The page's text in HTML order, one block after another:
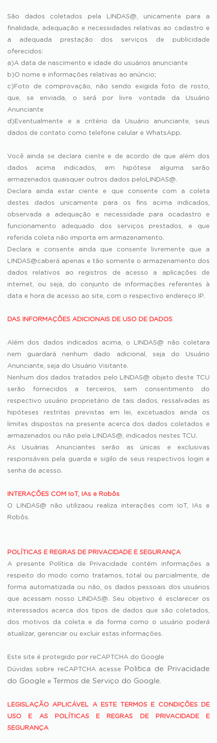
São dados coletados pela LINDAS@, unicamente para a
finalidade, adequação e necessidades relativas ao cadastro e
a adequada prestação dos serviços de publicidade
oferecidos:
a)A data de nascimento e idade do usuários anunciante
b)O nome e informações relativas ao anúncio;
c)Foto de comprovação, não sendo exigida foto de rosto,
que, se enviada, o será por livre vontade da Usuário
Anunciante
d)Eventualmente e a critério da Usuário anunciante, seus
dados de contato como telefone celular e WhatsApp.
Você ainda se declara ciente e de acordo de que além dos
dados acima indicados, em hipótese alguma serão
armazenados quaisquer outros dados peloLINDAS@.
Declara ainda estar ciente e que consente com a coleta
destes dados unicamente para os fins acima indicados,
observada a adequação e necessidade para ocadastro e
funcionamento adequado dos serviços prestados, e que
referida coleta não importa em armazenamento.
Declara e consente ainda que consente livremente que a
LINDAS@caberá apenas e tão somente o armazenamento dos
dados relativos ao registros de acesso a aplicações de
internet, ou seja, do conjunto de informações referentes à
data e hora de acesso ao site, com o respectivo endereço IP.
DAS INFORMAÇÕES ADICIONAIS DE USO DE DADOS
Além dos dados indicados acima, o LINDAS@ não coletara
nem guardará nenhum dado adicional, seja do Usuário
Anunciante, seja do Usuário Visitante.
Nenhum dos dados tratados pelo LINDAS@ objeto deste TCU
serão fornecidos a terceiros, sem consentimento do
respectivo usuário proprietário de tais dados, ressalvadas as
hipóteses restritas previstas em lei, excetuados ainda os
limites dispostos na presente acerca dos dados coletados e
armazenados ou não pela LINDAS@, indicados nestes TCU.
As Usuárias Anunciantes serão as únicas e exclusivas
responsáveis pela guarda e sigilo de seus respectivos login e
senha de acesso.
INTERAÇÕES COM IoT, IAs e Robôs
O LINDAS@ não utilizaou realiza interações com IoT, IAs e
Robôs.
POLÍTICAS E REGRAS DE PRIVACIDADE E SEGURANÇA
A presente Política de Privacidade contém informações a
respeito do modo como tratamos, total ou parcialmente, de
forma automatizada ou não, os dados pessoais dos usuários
que acessam nosso LINDAS@. Seu objetivo é esclarecer os
interessados acerca dos tipos de dados que são coletados,
dos motivos da coleta e da forma como o usuário poderá
atualizar, gerenciar ou excluir estas informações.
Este site é protegido por reCAPTCHA do Google
Dúvidas sobre reCAPTCHA acesse
Politica de Privacidade
do Google e Termos de Serviço do Google.
LEGISLAÇÃO APLICÁVEL A ESTE TERMOS E CONDIÇÕES DE
USO E AS POLÍTICAS E REGRAS DE PRIVACIDADE E
SEGURANÇA